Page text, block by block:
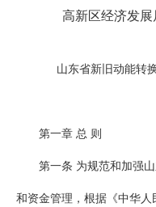
高新区经济发
山东省新旧动能转
第一章 总 则
第一条 为规范和加强
和资金管理，根据《中华